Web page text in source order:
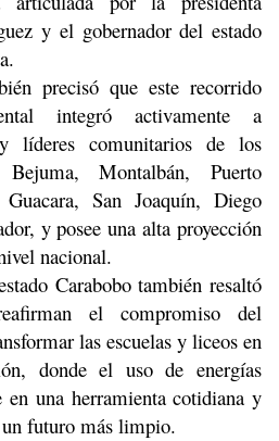
y el gobernador del estado
precisó que este recorrido
integró activamente a
y líderes comunitarios de los
Montalbán, Puerto
San Joaquín, Diego
y posee una alta proyección
nacional.
Carabobo también resaltó
el compromiso del
las escuelas y liceos en
donde el uso de energías
en una herramienta cotidiana y
futuro más limpio.